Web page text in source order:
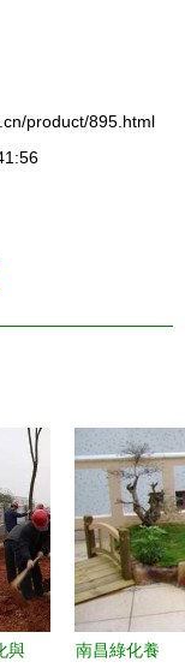
product/895.html
與
南昌綠化養